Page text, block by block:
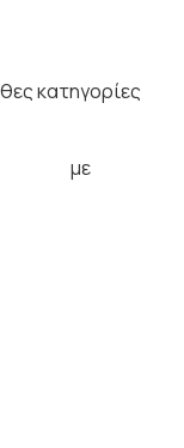
κατηγορίες